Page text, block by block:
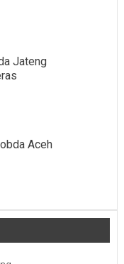
Jateng
Aceh